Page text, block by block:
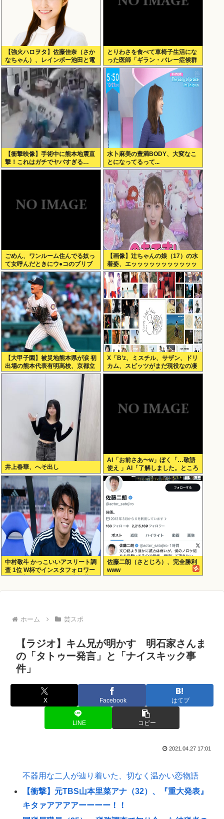
【強火ハロヲタ】佐藤佳奈（さか
なちゃん）、レインボー池田と電
撃結婚！
とりわさを食べて車椅子生活にな
った医師「ギラン・バレー症候群
になって本当に絶望。死んだ方が
良かったと思った」
【衝撃映像】手術中に熊本地震直
撃！これはガチでヤバすぎる…
水卜麻美の豊満BODY、大変なこ
とになってるって...
ごめん、ワンルーム住んでる奴っ
て女呼んだときにウ●コのブリブ
リ音どうしてんの？？
【画像】辻ちゃんの娘（17）の水
着姿、エッッッッッッッッッッッ
ッッ！
【大甲子園】被災地熊本県が涙 初
出場の熊本代表有明高校、京都立
命館に9回裏2アウトから逆転勝利
X「B’z、ミスチル、サザン、ドリ
カム、スピッツがまだ現役なの凄
いよな。今の歌手が30年後にやれ
井上春華、へそ出し
AI「お前さあ〜w」ぼく「…敬語
使え 」AI「了解しました。ところ
でお前はどう思いますか？」 これ
中村敬斗 かっこいいアスリート調
査 1位 W杯でインスタフォロワー
佐藤二朗（さとじろ）、完全勝利
www
ホーム 芸スポ
【ラジオ】キム兄が明かす 明石家さんま
の「タトゥー発言」と「ナイスキック事
件」
X Facebook はてブ
LINE コピー
2021.04.27 17:01
不器用な二人が辿り着いた、切なく温かい恋物語
【衝撃】元TBS山本里菜アナ（32）、『重大発表』
キタァアアアアーーーー！！